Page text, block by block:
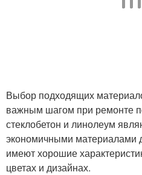
Выбор подходящих
важным шагом при ремонте
стеклобетон и линолеум
экономичными материалами
имеют хорошие
цветах и дизайнах.